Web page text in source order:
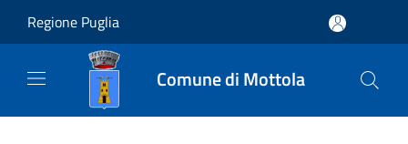
Regione Puglia
Comune di Mottola